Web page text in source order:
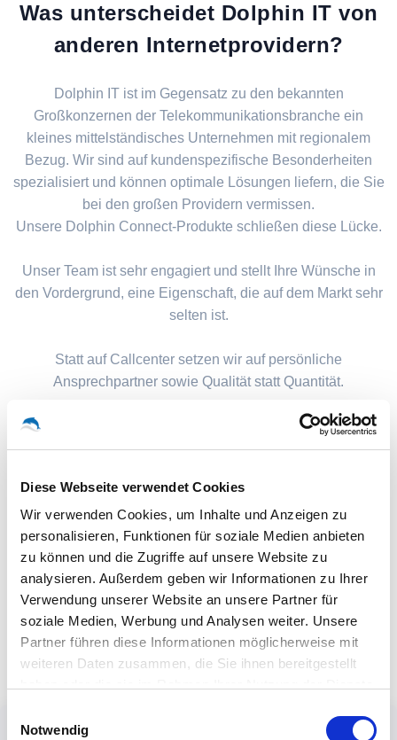
Diese Webseite verwendet Cookies
Wir verwenden Cookies, um Inhalte und Anzeigen zu
personalisieren, Funktionen für soziale Medien anbieten
zu können und die Zugriffe auf unsere Website zu
analysieren. Außerdem geben wir Informationen zu Ihrer
Verwendung unserer Website an unsere Partner für
soziale Medien, Werbung und Analysen weiter. Unsere
Partner führen diese Informationen möglicherweise mit
weiteren Daten zusammen, die Sie ihnen bereitgestellt
Notwendig
Was unterscheidet Dolphin IT von
anderen Internetprovidern?
Dolphin IT ist im Gegensatz zu den bekannten
Großkonzernen der Telekommunikationsbranche ein
kleines mittelständisches Unternehmen mit regionalem
Bezug. Wir sind auf kundenspezifische Besonderheiten
spezialisiert und können optimale Lösungen liefern, die Sie
bei den großen Providern vermissen.
Unsere Dolphin Connect-Produkte schließen diese Lücke.
Unser Team ist sehr engagiert und stellt Ihre Wünsche in
den Vordergrund, eine Eigenschaft, die auf dem Markt sehr
selten ist.
Statt auf Callcenter setzen wir auf persönliche
Ansprechpartner sowie Qualität statt Quantität.